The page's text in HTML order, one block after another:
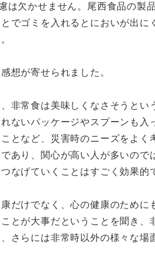
欠かせません。尾西食品の製
でゴミを入れるとにおいが出に
想が寄せられました。
常食は美味しくなさそうとい
ないパッケージやスプーンも入
となど、災害時のニーズをよく
あり、関心が高い人が多いので
なげていくことはすごく効果的
だけでなく、心の健康のために
とが大事だということを聞き、
さらには非常時以外の様々な場